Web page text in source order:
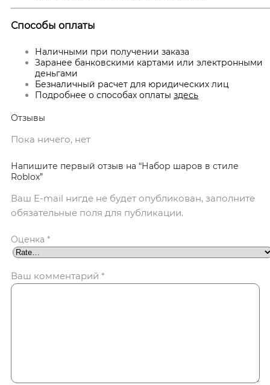
Способы оплаты
Наличными при получении заказа
Заранее банковскими картами или электронными
деньгами
Безналичный расчет для юридических лиц
Подробнее о способах оплаты здесь
Отзывы
Пока ничего, нет
Напишите первый отзыв на “Набор шаров в стиле
Roblox”
Ваш E-mail нигде не будет опубликован, заполните
обязательные поля для публикации.
Оценка *
Ваш комментарий *